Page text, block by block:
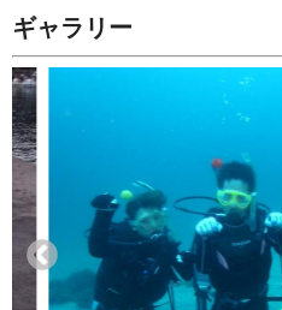
ギャラリー